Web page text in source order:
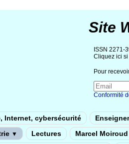
Site
ISSN 2271-
Cliquez ici
Pour
Conformité
Internet, cybersécurité
▼ Lectures Marcel